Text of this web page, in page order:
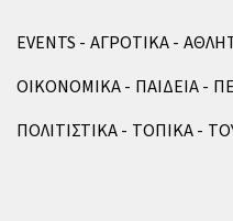
EVENTS ΑΓΡΟΤΙΚΑ
ΟΙΚΟΝΟΜΙΚΑ
ΠΑΙΔΕΙΑ
ΠΟΛΙΤΙΣΤΙΚΑ
ΤΟΠΙΚΑ